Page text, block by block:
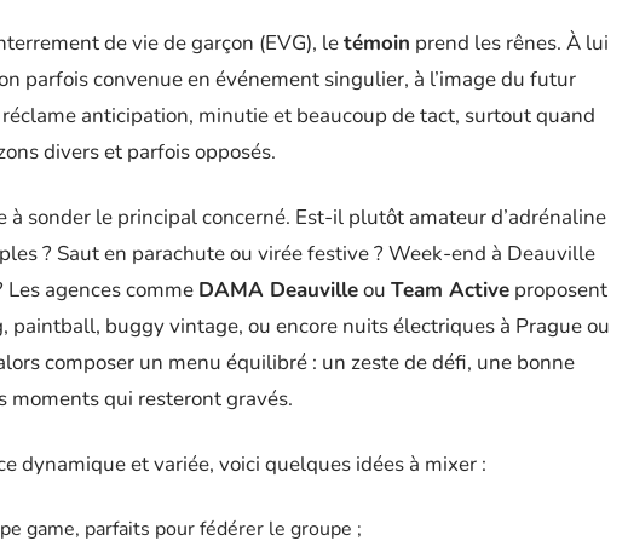
de vie de garçon (EVG), letémoin prend les rênes. À lui
parfois convenue en événement singulier, à l’image du futur
réclame anticipation, minutie et beaucoup de tact, surtout quand
divers et parfois opposés.
à sonder le principal concerné. Est-il plutôt amateur d’adrénaline
? Saut en parachute ou virée festive ? Week-end à Deauville
Les agences comme DAMA Deauvilleou Team Active proposent
paintball, buggy vintage, ou encore nuits électriques à Prague ou
composer un menu équilibré : un zeste de défi, une bonne
moments qui resteront gravés.
dynamique et variée, voici quelques idées à mixer :
game, parfaits pour fédérer le groupe ;